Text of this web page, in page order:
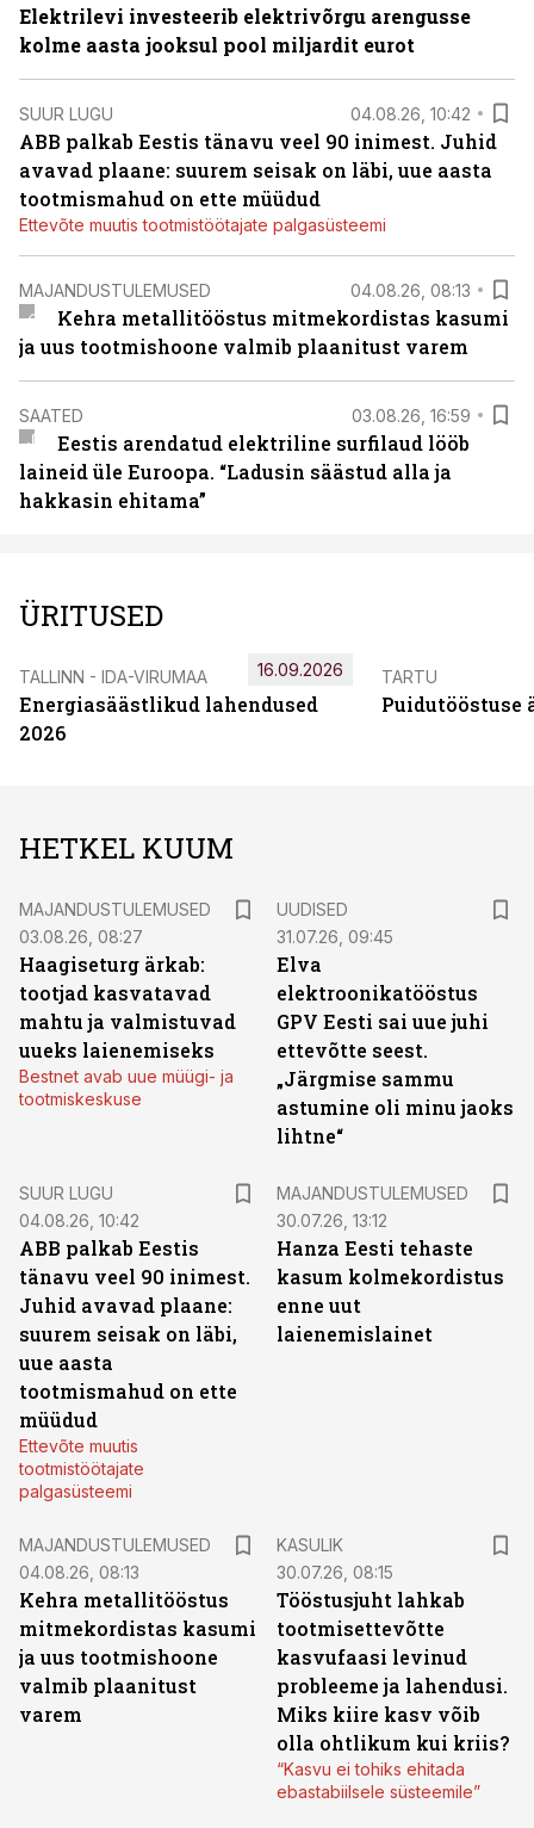
Elektrilevi investeerib elektrivõrgu arengusse
kolme aasta jooksul pool miljardit eurot
SUUR LUGU 04.08.26, 10:42
ABB palkab Eestis tänavu veel 90 inimest. Juhid
avavad plaane: suurem seisak on läbi, uue aasta
tootmismahud on ette müüdud
Ettevõte muutis tootmistöötajate palgasüsteemi
MAJANDUSTULEMUSED 04.08.26, 08:13
Kehra metallitööstus mitmekordistas kasumi
ja uus tootmishoone valmib plaanitust varem
SAATED 03.08.26, 16:59
Eestis arendatud elektriline surfilaud lööb
laineid üle Euroopa. “Ladusin säästud alla ja
hakkasin ehitama”
ÜRITUSED
TALLINN - IDA-VIRUMAA
Energiasäästlikud lahendused
2026
16.09.2026 TARTU
Puidutööstuse
HETKEL KUUM
MAJANDUSTULEMUSED
03.08.26, 08:27
Haagiseturg ärkab:
tootjad kasvatavad
mahtu ja valmistuvad
uueks laienemiseks
Bestnet avab uue müügi- ja
tootmiskeskuse
UUDISED
31.07.26, 09:45
Elva
elektroonikatööstus
GPV Eesti sai uue juhi
ettevõtte seest.
„Järgmise sammu
astumine oli minu jaoks
lihtne“
SUUR LUGU
04.08.26, 10:42
ABB palkab Eestis
tänavu veel 90 inimest.
Juhid avavad plaane:
suurem seisak on läbi,
uue aasta
tootmismahud on ette
müüdud
Ettevõte muutis
tootmistöötajate
palgasüsteemi
MAJANDUSTULEMUSED
30.07.26, 13:12
Hanza Eesti tehaste
kasum kolmekordistus
enne uut
laienemislainet
MAJANDUSTULEMUSED
04.08.26, 08:13
Kehra metallitööstus
mitmekordistas kasumi
ja uus tootmishoone
valmib plaanitust
varem
KASULIK
30.07.26, 08:15
Tööstusjuht lahkab
tootmisettevõtte
kasvufaasi levinud
probleeme ja lahendusi.
Miks kiire kasv võib
olla ohtlikum kui kriis?
“Kasvu ei tohiks ehitada
ebastabiilsele süsteemile”